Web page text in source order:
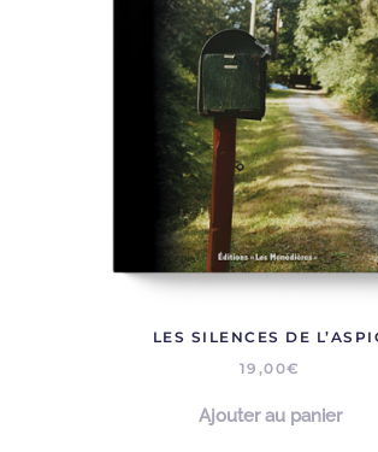
LES SILENCES DE
19,00€
Ajouter au panier